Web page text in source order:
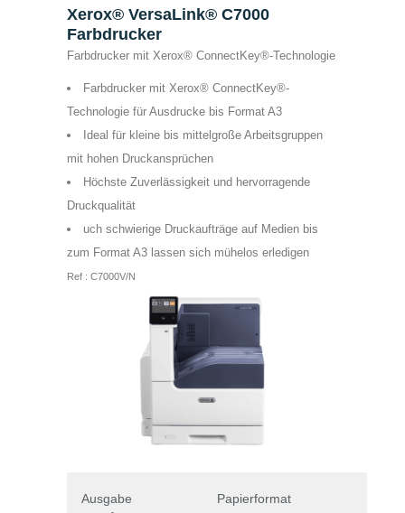
Xerox® VersaLink® C7000
Farbdrucker
Farbdrucker mit Xerox® ConnectKey®-Technologie
Farbdrucker mit Xerox® ConnectKey®-
Technologie für Ausdrucke bis Format A3
Ideal für kleine bis mittelgroße Arbeitsgruppen
mit hohen Druckansprüchen
Höchste Zuverlässigkeit und hervorragende
Druckqualität
uch schwierige Druckaufträge auf Medien bis
zum Format A3 lassen sich mühelos erledigen
Ref : C7000V/N
Ausgabe Papierformat